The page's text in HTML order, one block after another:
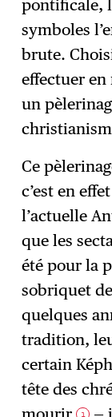
pontificale,
symboles
brute.
effectuer
un
Ce
c’est en
l’actuelle
que les
été pour la
sobriquet de
quelques
tradition,
certain
tête des
1